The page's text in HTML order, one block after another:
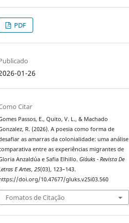
PDF
01-26
Citar
Passos, E., Quito, V. L., & Machado
R. (2026). A poesia como forma de
as amarras da colonialidade: uma análise
entre as experiências migrantes de
Anzaldúa e Safia Elhillo.Gláuks - Revista De
E Artes,25(03), 123–143.
doi.org/10.47677/gluks.v25i03.560
Fomatos de Citação